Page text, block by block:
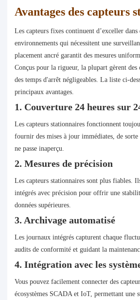
Avantages des capteurs
Les capteurs fixes continuent d’exceller
environnements qui nécessitent une
placement ancré garantit des mesures
Conçus pour la rigueur, la plupart gèrent des
des temps d'arrêt négligeables. La liste ci-
principaux avantages.
1. Couverture 24 heures sur
Les capteurs stationnaires fonctionnent
fournir des mises à jour immédiates, de sorte
ne passe inaperçu.
2. Mesures de précision
Les capteurs stationnaires sont plus fiables.
intégrés avec précision pour offrir une
données supérieures.
3. Archivage automatisé
Les journaux intégrés capturent chaque
audits de conformité et guidant la
4. Intégration avec les
Vous pouvez facilement connecter des
écosystèmes SCADA et IoT, permettant une